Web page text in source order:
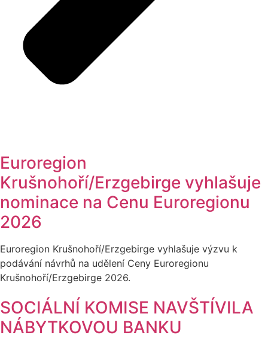
Euroregion
Krušnohoří/Erzgebirge vyhlašuje
nominace na Cenu Euroregionu
2026
Euroregion Krušnohoří/Erzgebirge vyhlašuje výzvu k
podávání návrhů na udělení Ceny Euroregionu
Krušnohoří/Erzgebirge 2026.
SOCIÁLNÍ KOMISE NAVŠTÍVILA
NÁBYTKOVOU BANKU